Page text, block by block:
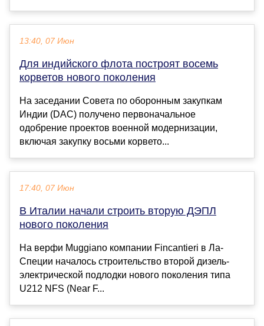
13:40, 07 Июн
Для индийского флота построят восемь
корветов нового поколения
На заседании Совета по оборонным закупкам
Индии (DAC) получено первоначальное
одобрение проектов военной модернизации,
включая закупку восьми корвето...
17:40, 07 Июн
В Италии начали строить вторую ДЭПЛ
нового поколения
На верфи Muggiano компании Fincantieri в Ла-
Специи началось строительство второй дизель-
электрической подлодки нового поколения типа
U212 NFS (Near F...